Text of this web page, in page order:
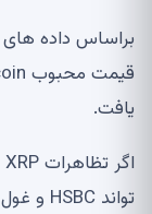
یافت.
تواند HSBC و غول اتومبیل تویوتا را پشت سر بگذارد.